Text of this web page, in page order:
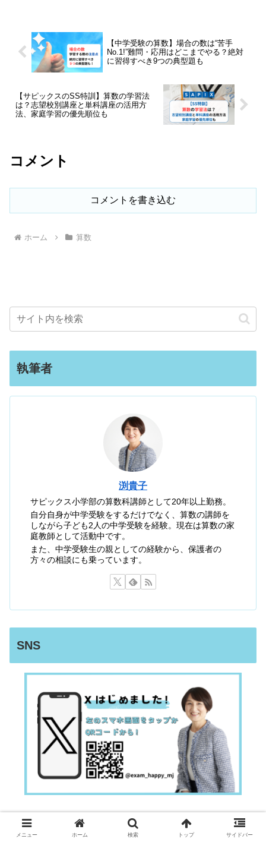
【中学受験の算数】場合の数は“苦手
No.1!”難問・応用はどこまでやる？絶対
に習得すべき9つの典型題も
【サピックスのSS特訓】算数の学習法
は？志望校別講座と単科講座の活用方
法、家庭学習の優先順位も
コメント
コメントを書き込む
ホーム 算数
執筆者
渕貴子
サピックス小学部の算数科講師として20年以上勤務。
自分自身が中学受験をするだけでなく、算数の講師を
しながら子ども2人の中学受験を経験。現在は算数の家
庭教師として活動中です。
また、中学受験生の親としての経験から、保護者の
方々の相談にも乗っています。
SNS
卒業生の声・保護者様の声
メニュー ホーム 検索 トップ サイドバー